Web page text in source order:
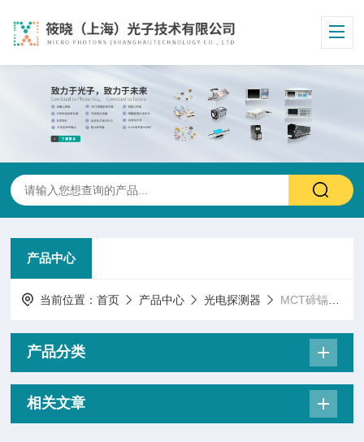
产品中心
当前位置：首页 产品中心 光电探测器 MCT碲镉汞探测器
产品分类
相关文章